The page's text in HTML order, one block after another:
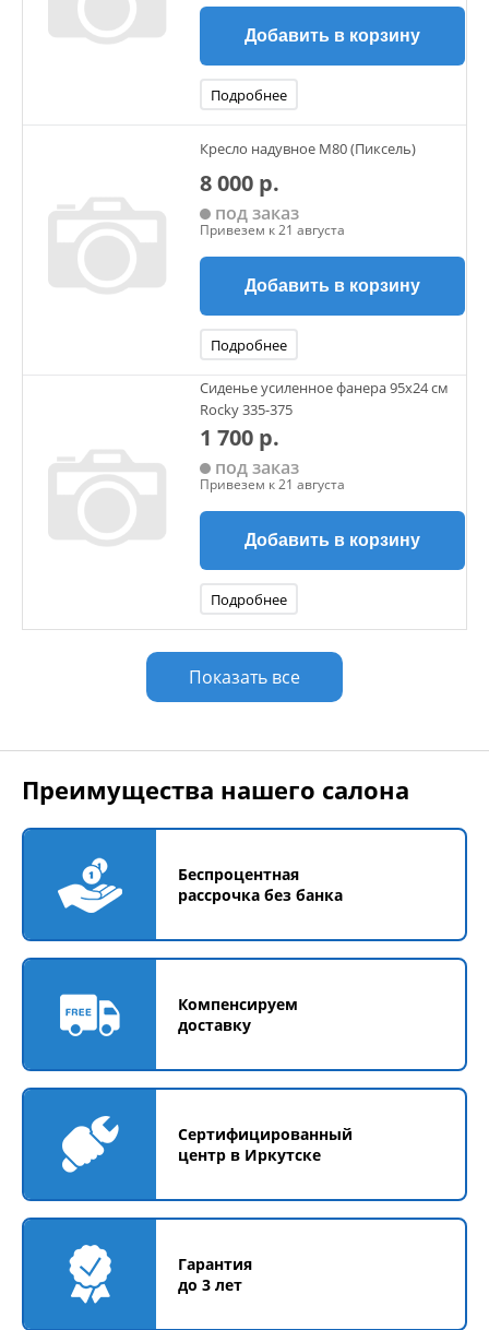
Добавить в корзину
Подробнее
Кресло надувное M80 (Пиксель)
8 000 р.
под заказ
Привезем к 21 августа
Добавить в корзину
Подробнее
Сиденье усиленное фанера 95x24 см
Rocky 335-375
1 700 р.
под заказ
Привезем к 21 августа
Добавить в корзину
Подробнее
Показать все
Преимущества нашего салона
Беспроцентная
рассрочка без банка
Компенсируем
доставку
Сертифицированный
центр в Иркутске
Гарантия
до 3 лет